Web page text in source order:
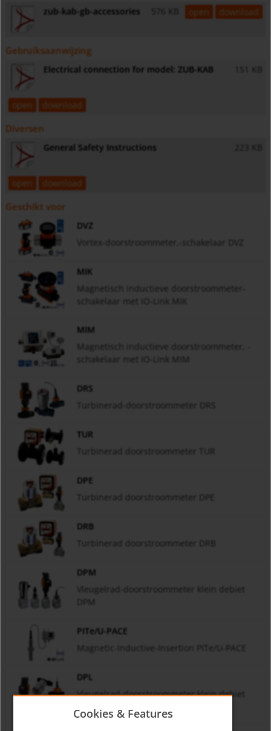
zub-kab-gb-accessories 576 KB open download
Gebruiksaanwijzing
Electrical connection for model: ZUB-KAB 151 KB
open download
Diversen
General Safety Instructions 223 KB
open download
Geschikt voor
DVZ
Vortex-doorstroommeter,-schakelaar DVZ
MIK
Magnetisch inductieve doorstroommeter-
schakelaar met IO-Link MIK
MIM
Magnetisch inductieve doorstroommeter, -
schakelaar met IO-Link MIM
DRS
TUR
DPE
DRB
DPM
Vleugelrad-doorstroommeter klein debiet
DPM
PITe/U-PACE
Magnetic-Inductive-Insertion PITe/U-PACE
DPL
Vleugelrad-doorstroommeter klein debiet
Cookies & Features